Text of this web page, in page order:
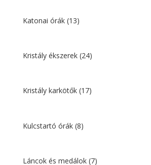
Katonai órák (13)
Kristály ékszerek (24)
Kristály karkötők (17)
Kulcstartó órák (8)
Láncok és medálok (7)